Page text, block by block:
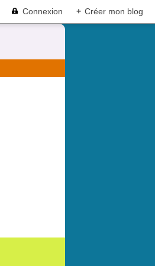
Connexion + Créer mon blog